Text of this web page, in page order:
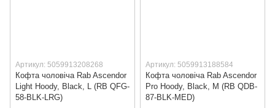
Артикул: 5059913208268
Кофта чоловіча Rab Ascendor
Light Hoody, Black, L (RB QFG-
58-BLK-LRG)
Артикул: 5059913188584
Кофта чоловіча Rab Ascendor
Pro Hoody, Black, M (RB QDB-
87-BLK-MED)